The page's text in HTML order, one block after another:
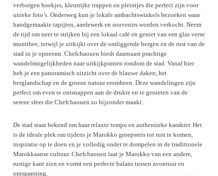
verborgen hoekjes, kleurrijke trappen en pleintjes die perfect zijn voor
unieke foto’s. Onderweg kun je lokale ambachtswinkels bezoeken waar
handgemaakte tapijten, aardewerk en souvenirs worden verkocht. Neem
de tijd om neer te strijken bij een lokaal café en geniet van een glas verse
muntthee, terwijl je uitkijkt over de omliggende bergen en de rust van de
stad in je opneemt. Chefchaouen biedt daarnaast prachtige
wandelmogelijkheden naar uitkijkpunten rondom de stad. Vanaf hier
heb je een panoramisch uitzicht over de blauwe daken, het
berglandschap en de groene natuur eromheen. Deze wandelingen zijn
perfect om even te ontsnappen aan de drukte en te genieten van de
serene sfeer die Chefchaouen zo bijzonder maakt.
De stad staat bekend om haar relaxte tempo en authentieke karakter. Het
is de ideale plek om tijdens je Marokko groepsreis tot rust te komen,
inspiratie op te doen en je volledig onder te dompelen in de traditionele
Marokkaanse cultuur. Chefchaouen laat je Marokko van een andere,
rustige kant zien en vormt een perfecte balans tussen avontuur en
ontspanning.